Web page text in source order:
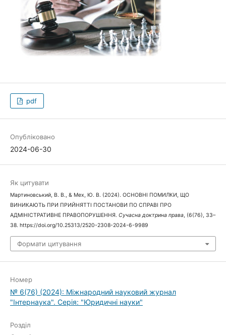
pdf
Опубліковано
2024-06-30
Як цитувати
Мартиновський, В. В., & Мех, Ю. В. (2024). ОСНОВНІ ПОМИЛКИ, ЩО
ВИНИКАЮТЬ ПРИ ПРИЙНЯТТІ ПОСТАНОВИ ПО СПРАВІ ПРО
АДМІНІСТРАТИВНЕ ПРАВОПОРУШЕННЯ. Сучасна доктрина права, (6(76), 33–
38. https://doi.org/10.25313/2520-2308-2024-6-9989
Формати цитування
Номер
№ 6(76) (2024): Міжнародний науковий журнал
"Інтернаука". Серія: "Юридичні науки"
Розділ